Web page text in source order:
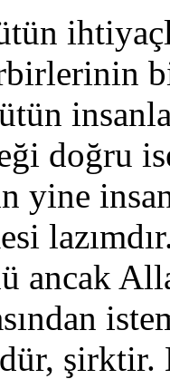
doğru
yine
ancak
şirktir.